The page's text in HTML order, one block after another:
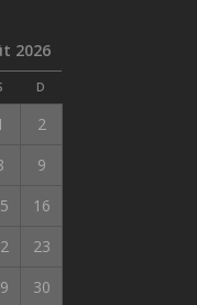
2026
D
2
9
16
23
30